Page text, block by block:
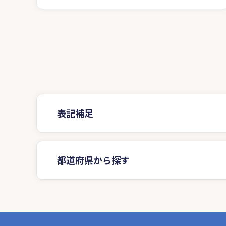
表記補足
都道府県から探す